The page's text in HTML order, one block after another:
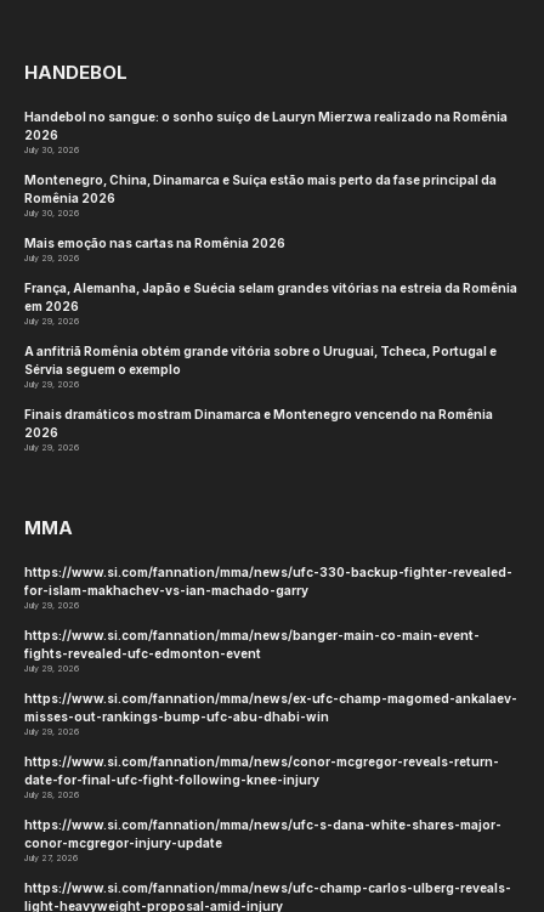
HANDEBOL
Handebol no sangue: o sonho suíço de Lauryn Mierzwa realizado na Romênia
2026
July 30, 2026
Montenegro, China, Dinamarca e Suíça estão mais perto da fase principal da
Romênia 2026
July 30, 2026
Mais emoção nas cartas na Romênia 2026
July 29, 2026
França, Alemanha, Japão e Suécia selam grandes vitórias na estreia da Romênia
em 2026
July 29, 2026
A anfitriã Romênia obtém grande vitória sobre o Uruguai, Tcheca, Portugal e
Sérvia seguem o exemplo
July 29, 2026
Finais dramáticos mostram Dinamarca e Montenegro vencendo na Romênia
2026
July 29, 2026
MMA
https://www.si.com/fannation/mma/news/ufc-330-backup-fighter-revealed-
for-islam-makhachev-vs-ian-machado-garry
July 29, 2026
https://www.si.com/fannation/mma/news/banger-main-co-main-event-
fights-revealed-ufc-edmonton-event
July 29, 2026
https://www.si.com/fannation/mma/news/ex-ufc-champ-magomed-ankalaev-
misses-out-rankings-bump-ufc-abu-dhabi-win
July 29, 2026
https://www.si.com/fannation/mma/news/conor-mcgregor-reveals-return-
date-for-final-ufc-fight-following-knee-injury
July 28, 2026
https://www.si.com/fannation/mma/news/ufc-s-dana-white-shares-major-
conor-mcgregor-injury-update
July 27, 2026
https://www.si.com/fannation/mma/news/ufc-champ-carlos-ulberg-reveals-
light-heavyweight-proposal-amid-injury